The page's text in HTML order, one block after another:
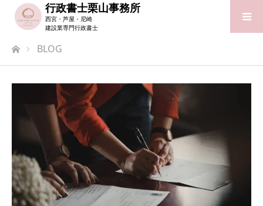
行政書士栗山事務所
西宮・芦屋・尼崎
建設業専門行政書士
ホームBLOG